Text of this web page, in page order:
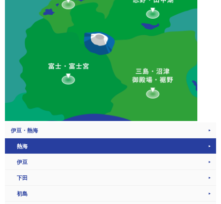
伊豆・熱海
熱海
伊豆
下田
初島